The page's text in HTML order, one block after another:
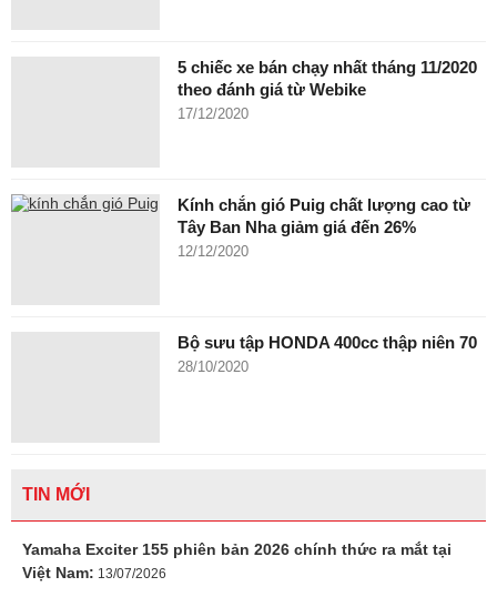
5 chiếc xe bán chạy nhất tháng 11/2020
theo đánh giá từ Webike
17/12/2020
Kính chắn gió Puig chất lượng cao từ
Tây Ban Nha giảm giá đến 26%
12/12/2020
Bộ sưu tập HONDA 400cc thập niên 70
28/10/2020
TIN MỚI
Yamaha Exciter 155 phiên bản 2026 chính thức ra mắt tại
Việt Nam: 13/07/2026